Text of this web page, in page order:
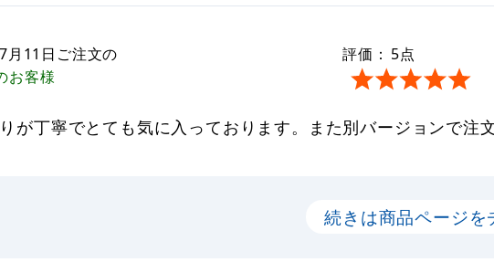
月11日 ご注文の
お客様
評価： 5点
が丁寧でとても気に入っております。また別バージョンで注
続きは商品ページを